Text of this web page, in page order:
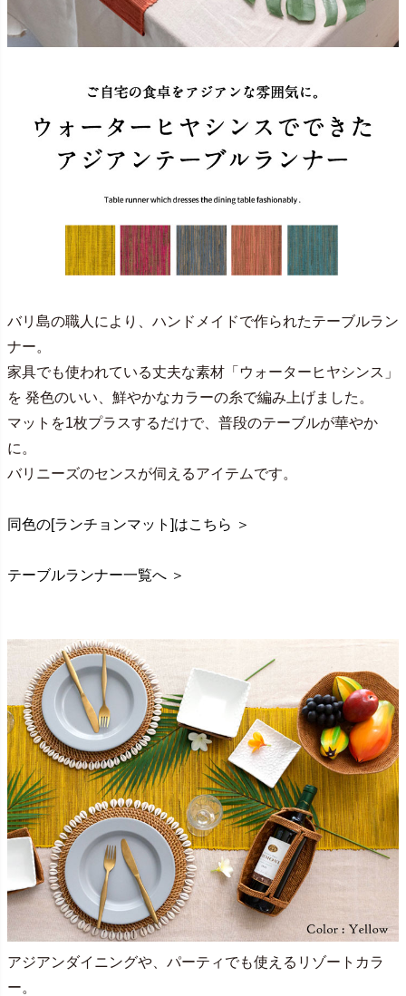
バリ島の職人により、ハンドメイドで作られたテーブルラン
ナー。
家具でも使われている丈夫な素材「ウォーターヒヤシンス」
を 発色のいい、鮮やかなカラーの糸で編み上げました。
マットを1枚プラスするだけで、普段のテーブルが華やか
に。
バリニーズのセンスが伺えるアイテムです。
同色の[ランチョンマット]はこちら ＞
テーブルランナー一覧へ ＞
アジアンダイニングや、パーティでも使えるリゾートカラ
ー。